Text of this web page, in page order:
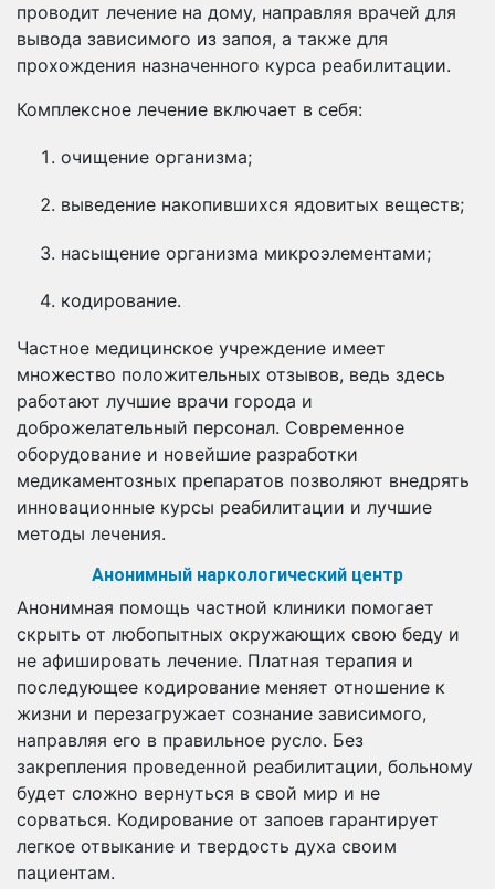
проводит лечение на дому, направляя врачей для
вывода зависимого из запоя, а также для
прохождения назначенного курса реабилитации.
Комплексное лечение включает в себя:
очищение организма;
выведение накопившихся ядовитых веществ;
насыщение организма микроэлементами;
кодирование.
Частное медицинское учреждение имеет
множество положительных отзывов, ведь здесь
работают лучшие врачи города и
доброжелательный персонал. Современное
оборудование и новейшие разработки
медикаментозных препаратов позволяют внедрять
инновационные курсы реабилитации и лучшие
методы лечения.
Анонимный наркологический центр
Анонимная помощь частной клиники помогает
скрыть от любопытных окружающих свою беду и
не афишировать лечение. Платная терапия и
последующее кодирование меняет отношение к
жизни и перезагружает сознание зависимого,
направляя его в правильное русло. Без
закрепления проведенной реабилитации, больному
будет сложно вернуться в свой мир и не
сорваться. Кодирование от запоев гарантирует
легкое отвыкание и твердость духа своим
пациентам.